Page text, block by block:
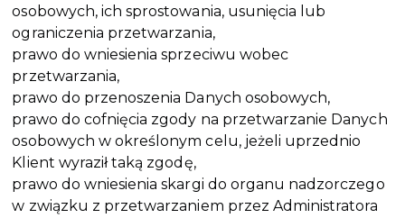
osobowych, ich sprostowania, usunięcia lub
ograniczenia przetwarzania,
prawo do wniesienia sprzeciwu wobec
przetwarzania,
prawo do przenoszenia Danych osobowych,
prawo do cofnięcia zgody na przetwarzanie Danych
osobowych w określonym celu, jeżeli uprzednio
Klient wyraził taką zgodę,
prawo do wniesienia skargi do organu nadzorczego
w związku z przetwarzaniem przez Administratora